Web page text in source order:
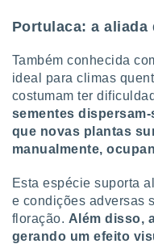
Portulaca: a aliada
Também conhecida
ideal para climas
costumam ter
sementes
que novas plantas
manualmente,
Esta espécie suporta
e condições adversas
floração. Além disso,
gerando um efeito